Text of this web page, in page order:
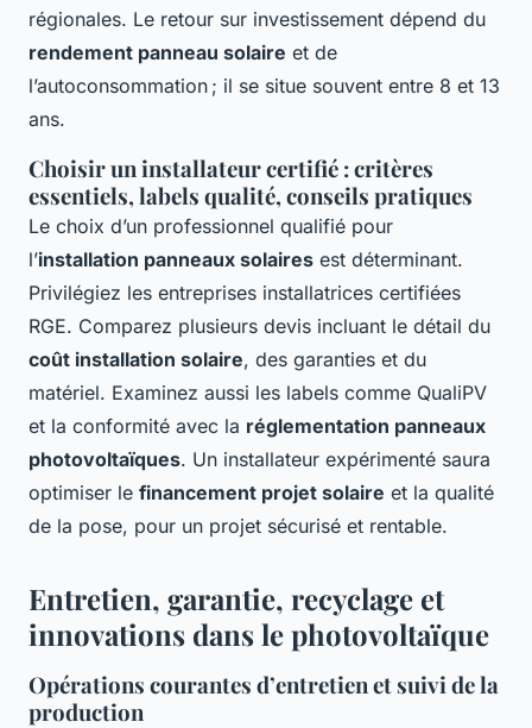
régionales. Le retour sur investissement dépend du
rendement panneau solaire et de
l’autoconsommation ; il se situe souvent entre 8 et 13
ans.
Choisir un installateur certifié : critères
essentiels, labels qualité, conseils pratiques
Le choix d’un professionnel qualifié pour
l’installation panneaux solaires est déterminant.
Privilégiez les entreprises installatrices certifiées
RGE. Comparez plusieurs devis incluant le détail du
coût installation solaire, des garanties et du
matériel. Examinez aussi les labels comme QualiPV
et la conformité avec la réglementation panneaux
photovoltaïques. Un installateur expérimenté saura
optimiser le financement projet solaire et la qualité
de la pose, pour un projet sécurisé et rentable.
Entretien, garantie, recyclage et
innovations dans le photovoltaïque
Opérations courantes d’entretien et suivi de la
production